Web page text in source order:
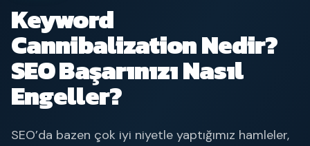
Keyword
Cannibalization Nedir?
SEO Başarınızı Nasıl
Engeller?
SEO’da bazen çok iyi niyetle yaptığımız hamleler,